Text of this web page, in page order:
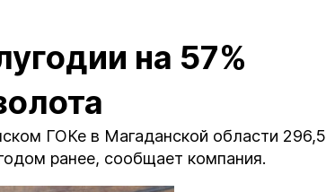
на 57%
ГОКе в Магаданской области 296,5
ранее, сообщает компания.